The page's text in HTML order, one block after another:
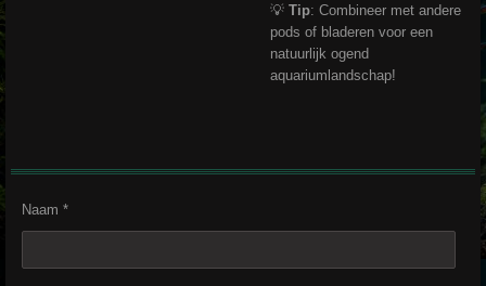
💡 Tip: Combineer met andere
pods of bladeren voor een
natuurlijk ogend
aquariumlandschap!
Naam *